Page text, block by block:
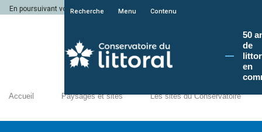
En poursuivant votre navigation sur le site du Conservatoire du littoral, vous
Recherche Menu Contenu
50
de
en
Accueil Paysages et sites Les sites du Conservatoire